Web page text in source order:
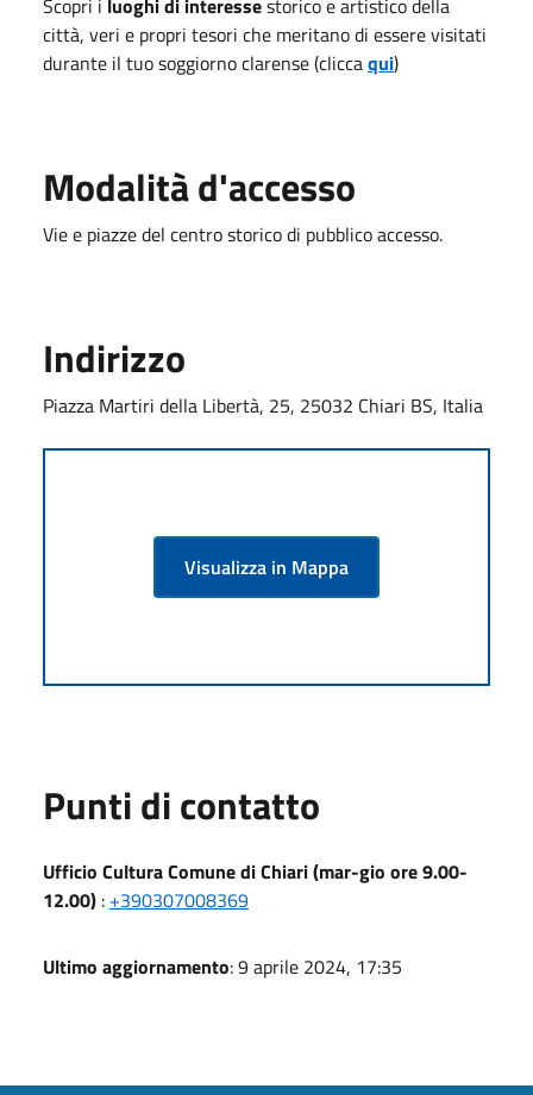
città, veri e propri tesori che meritano di essere visitati
durante il tuo soggiorno clarense (cliccaqui)
Modalità d'accesso
Vie e piazze del centro storico di pubblico accesso.
Indirizzo
Piazza Martiri della Libertà, 25, 25032 Chiari BS, Italia
Visualizza in Mappa
Punti di contatto
Ufficio Cultura Comune di Chiari (mar-gio ore 9.00-
12.00) : +390307008369
Ultimo aggiornamento: 9 aprile 2024, 17:35